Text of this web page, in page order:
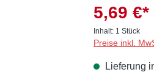
5,69 €*
Inhalt: 1 Stück
Preise inkl.
Lieferung